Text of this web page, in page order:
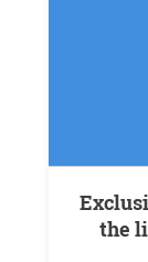
Exclusion of Russian language from
the